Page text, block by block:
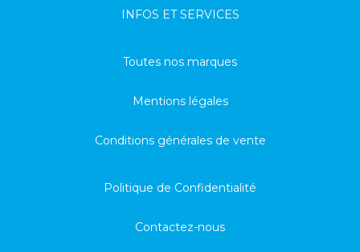
INFOS ET SERVICES
Toutes nos marques
Mentions légales
Conditions générales de vente
Politique de Confidentialité
Contactez-nous